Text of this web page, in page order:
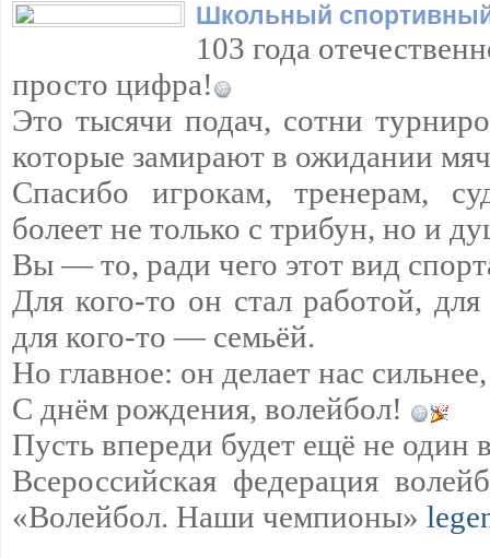
Школьный
103 года
просто цифра!
Это тысячи подач, сотни
которые замирают в ожидании
Спасибо игрокам, тренерам,
болеет не только с трибун, но и
Вы — то, ради чего этот вид
Для кого-то он стал работой,
для кого-то — семьёй.
Но главное: он делает нас
С днём рождения, волейбол!
Пусть впереди будет ещё не один
Всероссийская федерация
«Волейбол. Наши чемпионы»